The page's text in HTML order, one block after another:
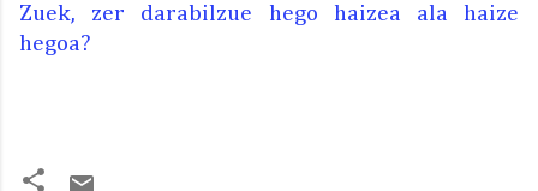
Zuek, zer darabilzue hego haizea ala haize
hegoa?